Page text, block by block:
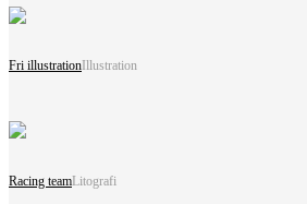
Fri illustration Illustration
Racing teamLitografi